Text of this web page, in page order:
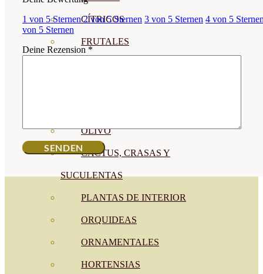
CÍTRICOS
FRUTALES
OLIVO
CACTUS, CRASAS Y
SUCULENTAS
PLANTAS DE INTERIOR
ORQUIDEAS
ORNAMENTALES
HORTENSIAS
1 von 5 Sternen 2 von 5 Sternen 3 von 5 Sternen 4 von 5
von 5 Sternen
Deine Rezension *